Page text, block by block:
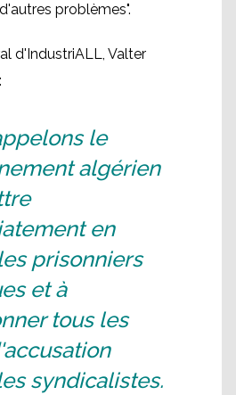
problèmes".
d'IndustriALL, Valter
le
algérien
en
prisonniers
et à
tous les
syndicalistes.